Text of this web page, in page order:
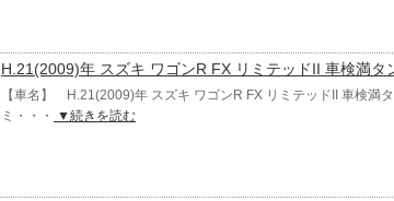
H.21(2009)年 スズキ ワゴンR FX リミテッドII 車検満タ
【車名】 H.21(2009)年 スズキ ワゴンR FX リミテッドII 車検満
ミ・・・
▼続きを読む